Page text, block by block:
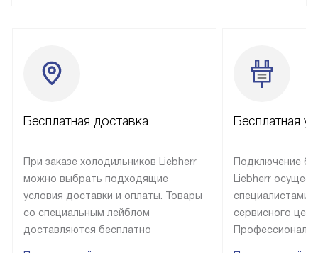
Бесплатная доставка
При заказе холодильников Liebherr
можно выбрать подходящие
условия доставки и оплаты. Товары
со специальным лейблом
доставляются бесплатно
Бесплатная
Подключение
Liebherr
специалистами
сервисного